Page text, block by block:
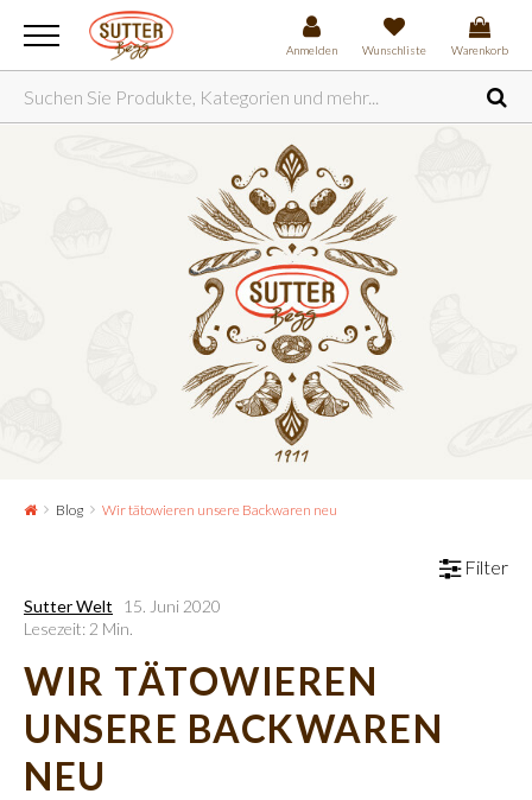
Anmelden Wunschliste Warenkorb
Blog Wir tätowieren unsere Backwaren neu
Filter
Sutter Welt
15. Juni 2020
Lesezeit: 2 Min.
WIR TÄTOWIEREN
UNSERE BACKWAREN
NEU